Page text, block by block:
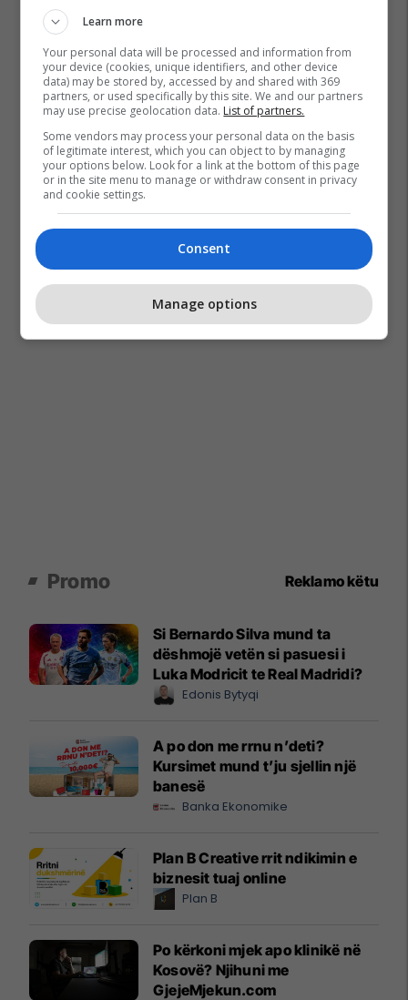
Promo Reklamo këtu
Si Bernardo Silva mund ta
dëshmojë vetën si pasuesi i
Luka Modricit te Real Madridi?
Edonis Bytyqi
A po don me rrnu n’deti?
Kursimet mund t’ju sjellin një
banesë
Banka Ekonomike
Plan B Creative rrit ndikimin e
biznesit tuaj online
Plan B
Po kërkoni mjek apo klinikë në
Kosovë? Njihuni me
GjejeMjekun.com
Learn more
Your personal data will be processed and information from
your device (cookies, unique identifiers, and other device
data) may be stored by, accessed by and shared with 369
partners, or used specifically by this site. We and our partners
may use precise geolocation data. List of partners.
Some vendors may process your personal data on the basis
of legitimate interest, which you can object to by managing
your options below. Look for a link at the bottom of this page
or in the site menu to manage or withdraw consent in privacy
and cookie settings.
Consent
Manage options